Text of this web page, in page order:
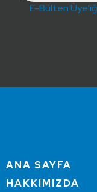
E-Bülten
ANA SAYFA
HAKKIMIZDA